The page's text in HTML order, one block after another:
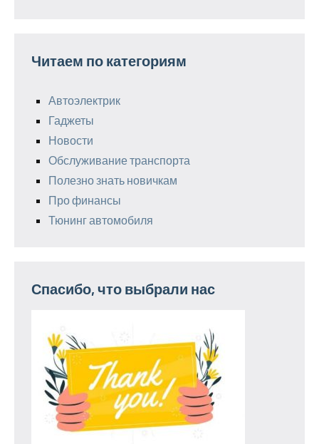
Читаем по категориям
Автоэлектрик
Гаджеты
Новости
Обслуживание транспорта
Полезно знать новичкам
Про финансы
Тюнинг автомобиля
Спасибо, что выбрали нас